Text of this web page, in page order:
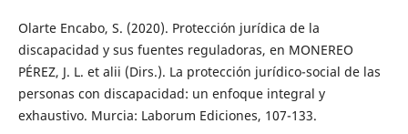
Olarte Encabo, S. (2020). Protección jurídica de la
discapacidad y sus fuentes reguladoras, en MONEREO
PÉREZ, J. L. et alii (Dirs.). La protección jurídico-social de las
personas con discapacidad: un enfoque integral y
exhaustivo. Murcia: Laborum Ediciones, 107-133.